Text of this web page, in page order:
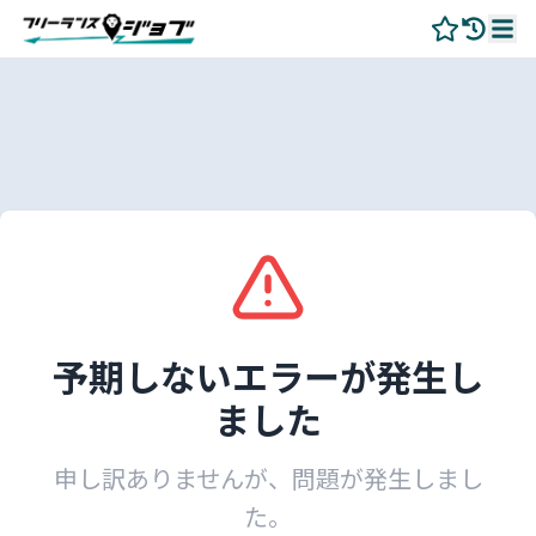
予期しないエラーが発生し
ました
申し訳ありませんが、問題が発生しまし
た。